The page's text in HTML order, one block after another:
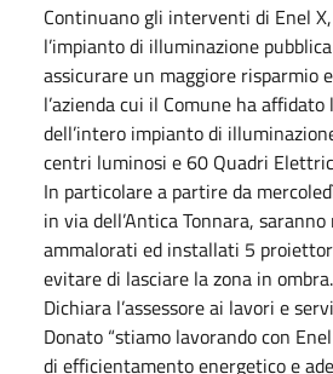
Continuano gli interventi di Enel
l’impianto di illuminazione
assicurare un maggiore risparmio
l’azienda cui il Comune ha
dell’intero impianto di
centri luminosi e 60 Quadri
In particolare a partire da
in via dell’Antica Tonnara,
ammalorati ed installati 5
evitare di lasciare la zona in ombra.
Dichiara l’assessore ai lavori e
Donato “stiamo lavorando con
di efficientamento energetico e